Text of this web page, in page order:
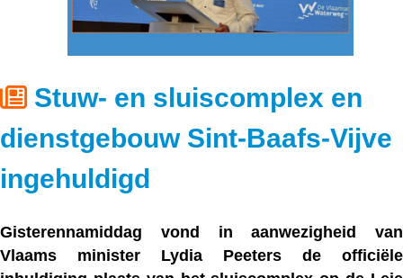
Stuw- en sluiscomplex en
dienstgebouw Sint-Baafs-Vijve
ingehuldigd
Gisterennamiddag vond in aanwezigheid van
Vlaams minister Lydia Peeters de officiële